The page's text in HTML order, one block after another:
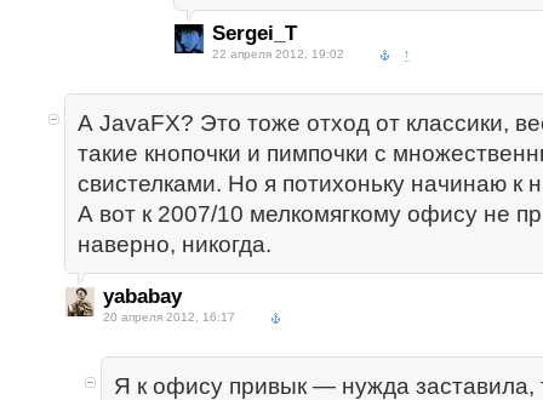
Sergei_T
22 апреля 2012, 19:02 ↑
А JavaFX? Это тоже отход от классики,
такие кнопочки и пимпочки с
свистелками. Но я потихоньку начинаю к
А вот к 2007/10 мелкомягкому офису не
наверно, никогда.
yababay
20 апреля 2012, 16:17
Я к офису привык — нужда заставила,